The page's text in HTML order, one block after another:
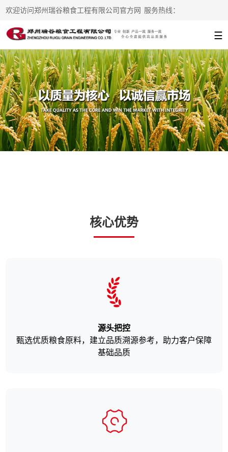
欢迎访问郑州瑞谷粮食工程有限公司官方网
站
服务热线：
13938215776 ☰
核心优势
源头把控
甄选优质粮食原料，建立品质溯源参考，助力客户保障
基础品质